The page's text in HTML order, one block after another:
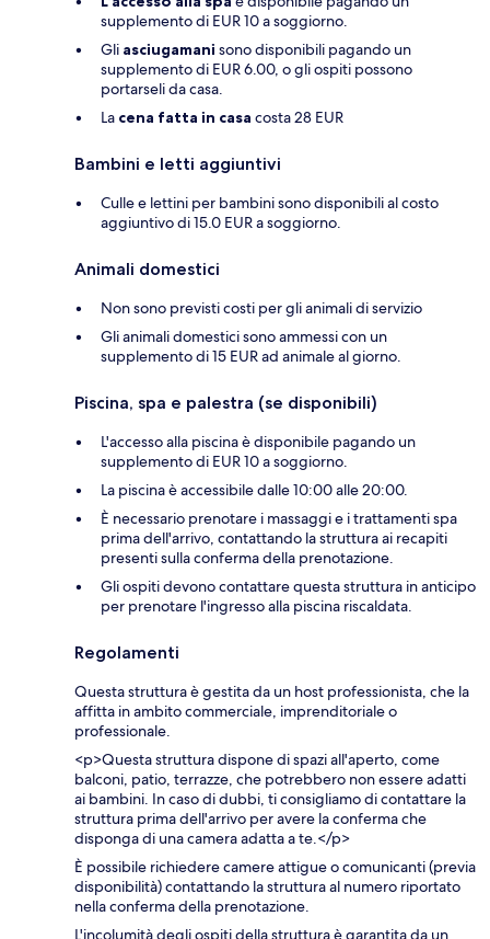
supplemento di EUR 10 a soggiorno.
Gli asciugamani sono disponibili pagando un
supplemento di EUR 6.00, o gli ospiti possono
portarseli da casa.
La cena fatta in casa costa 28 EUR
Bambini e letti aggiuntivi
Culle e lettini per bambini sono disponibili al costo
aggiuntivo di 15.0 EUR a soggiorno.
Animali domestici
Non sono previsti costi per gli animali di servizio
Gli animali domestici sono ammessi con un
supplemento di 15 EUR ad animale al giorno.
Piscina, spa e palestra (se disponibili)
L'accesso alla piscina è disponibile pagando un
supplemento di EUR 10 a soggiorno.
La piscina è accessibile dalle 10:00 alle 20:00.
È necessario prenotare i massaggi e i trattamenti spa
prima dell'arrivo, contattando la struttura ai recapiti
presenti sulla conferma della prenotazione.
Gli ospiti devono contattare questa struttura in anticipo
per prenotare l'ingresso alla piscina riscaldata.
Regolamenti
Questa struttura è gestita da un host professionista, che la
affitta in ambito commerciale, imprenditoriale o
professionale.
<p>Questa struttura dispone di spazi all'aperto, come
balconi, patio, terrazze, che potrebbero non essere adatti
ai bambini. In caso di dubbi, ti consigliamo di contattare la
struttura prima dell'arrivo per avere la conferma che
disponga di una camera adatta a te.</p>
È possibile richiedere camere attigue o comunicanti (previa
disponibilità) contattando la struttura al numero riportato
nella conferma della prenotazione.
L'incolumità degli ospiti della struttura è garantita da un